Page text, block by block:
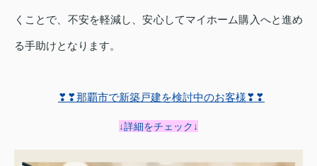
くことで、不安を軽減し、安心してマイホーム購入へと進め
る手助けとなります。
❣❣那覇市で新築戸建を検討中のお客様❣❣
↓詳細をチェック↓